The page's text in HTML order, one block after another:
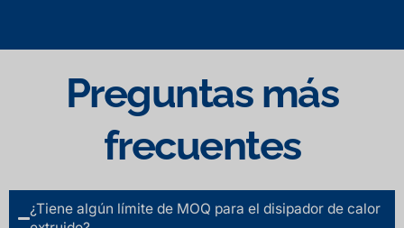
Preguntas más
frecuentes
¿Tiene algún límite de MOQ para el disipador de calor